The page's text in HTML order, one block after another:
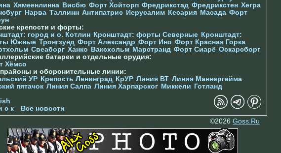
Хямеенлинна Висбю Форт Хойторп Фредрикстад Фредрикстен Хегра
Нарва Таллинн Антипатрис Иерусалим Кесария Масада Форт
крепости и форты:
город и о. Котлин
Кронштадт: форты Северные Кронштадт:
Южные Тронгзунд Форт Александр Форт Ино Форт Красная Горка
Свеаборг Ханко Ваксхольм Марстранд Форт Сиарё Оскарсборг
батареи и отдельные орудия:
Хёмсо
и оборонительные линии:
УР Крепость Ленинград КрУР Линия ВТ Линия Маннергейма
пятачок Линия Салпа Линия Харпарског Миккели
Готланд
с к
Все новости
©2026 Goss.Ru